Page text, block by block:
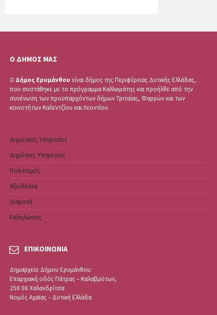
Ο ΔΗΜΟΣ ΜΑΣ
Ο Δήμος Ερυμάνθου είναι δήμος της Περιφέρειας Δυτικής Ελλάδας,
που συστάθηκε με το πρόγραμμα Καλλικράτης και προήλθε από την
συνένωση των προϋπαρχόντων δήμων Τριταίας, Φαρρών και των
κοινοτήτων Καλεντζίου και Λεοντίου.
Δημοτικές Υπηρεσίες
Δημόσιες Υπηρεσίες
Πολιτισμός
Αξιοθέατα
Διαμονή
Εκδηλώσεις
ΕΠΙΚΟΙΝΩΝΙΑ
Δημαρχείο Δήμου Ερυμάνθου:
Επαρχιακή οδός Πάτρας – Καλαβρύτων,
250 08 Χαλανδρίτσα
Νομός Αχαϊας – Δυτική Ελλάδα